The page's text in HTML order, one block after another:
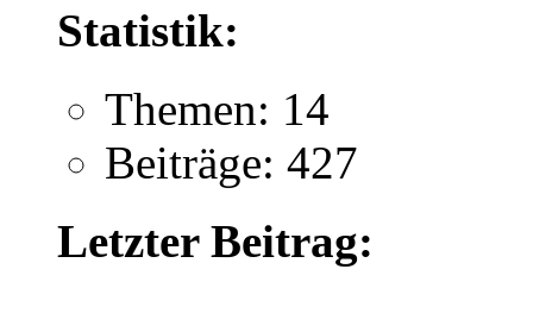
Statistik:
Themen: 14
Beiträge: 427
Letzter Beitrag: